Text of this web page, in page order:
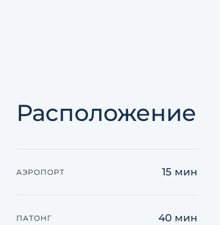
Расположение
АЭРОПОРТ 15 мин
ПАТОНГ 40 мин